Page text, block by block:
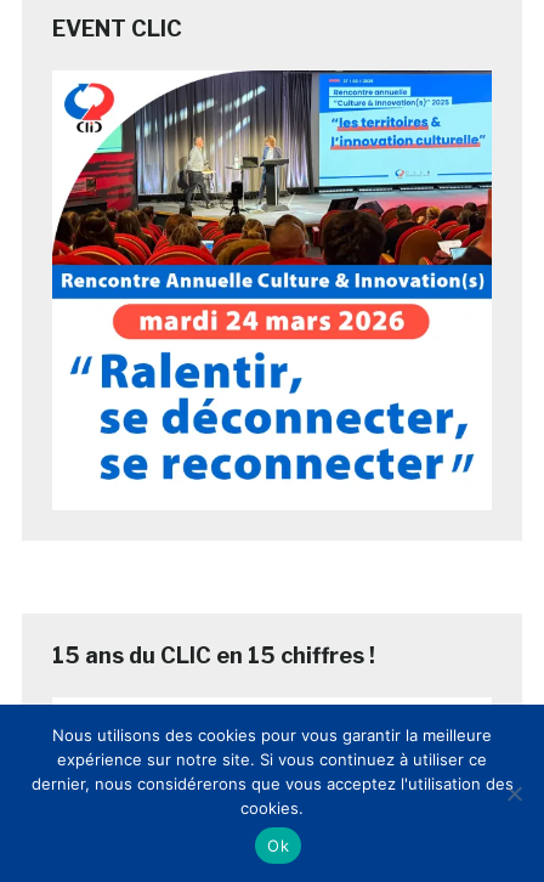
EVENT CLIC
15 ans du CLIC en 15 chiffres !
Nous utilisons des cookies pour vous garantir la meilleure
expérience sur notre site. Si vous continuez à utiliser ce
dernier, nous considérerons que vous acceptez l'utilisation des
cookies.
Ok